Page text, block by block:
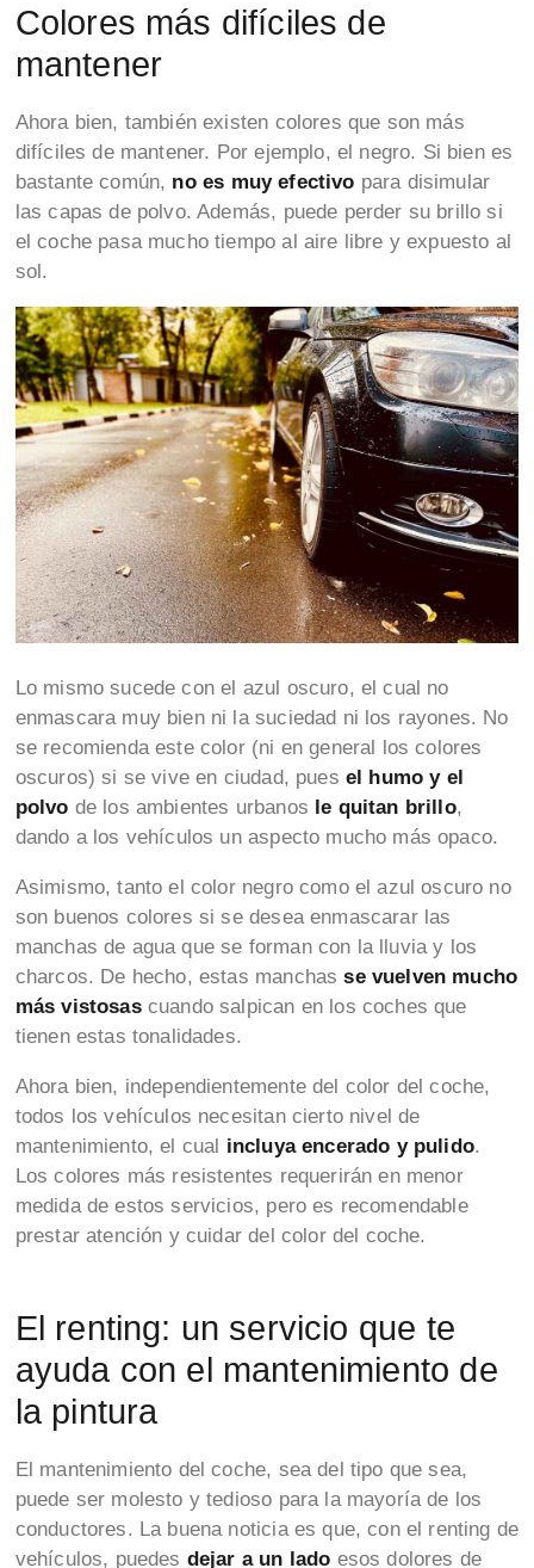
Colores más difíciles de
mantener
Ahora bien, también existen colores que son más
difíciles de mantener. Por ejemplo, el negro. Si bien es
bastante común, no es muy efectivo para disimular
las capas de polvo. Además, puede perder su brillo si
el coche pasa mucho tiempo al aire libre y expuesto al
sol.
Lo mismo sucede con el azul oscuro, el cual no
enmascara muy bien ni la suciedad ni los rayones. No
se recomienda este color (ni en general los colores
oscuros) si se vive en ciudad, pues el humo y el
polvo de los ambientes urbanos le quitan brillo,
dando a los vehículos un aspecto mucho más opaco.
Asimismo, tanto el color negro como el azul oscuro no
son buenos colores si se desea enmascarar las
manchas de agua que se forman con la lluvia y los
charcos. De hecho, estas manchasse vuelven mucho
más vistosascuando salpican en los coches que
tienen estas tonalidades.
Ahora bien, independientemente del color del coche,
todos los vehículos necesitan cierto nivel de
mantenimiento, el cual incluya encerado y pulido.
Los colores más resistentes requerirán en menor
medida de estos servicios, pero es recomendable
prestar atención y cuidar del color del coche.
El renting: un servicio que te
ayuda con el mantenimiento de
la pintura
El mantenimiento del coche, sea del tipo que sea,
puede ser molesto y tedioso para la mayoría de los
conductores. La buena noticia es que, con el renting de
vehículos, puedes dejar a un lado esos dolores de